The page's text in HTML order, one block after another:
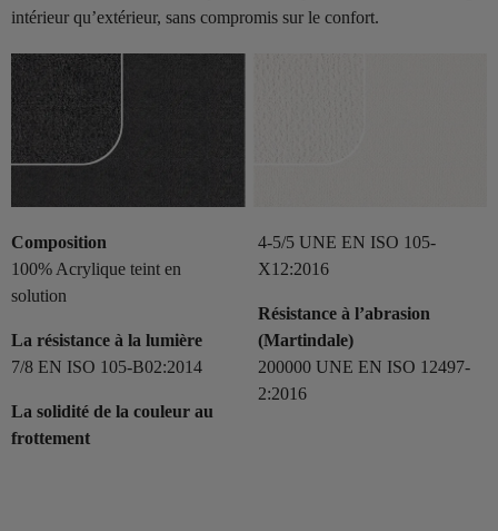
intérieur qu’extérieur, sans compromis sur le confort.
Composition
100% Acrylique teint en
solution
La résistance à la lumière
7/8 EN ISO 105-B02:2014
La solidité de la couleur au
frottement
4-5/5 UNE EN ISO 105-
X12:2016
Résistance à l’abrasion
(Martindale)
200000 UNE EN ISO 12497-
2:2016